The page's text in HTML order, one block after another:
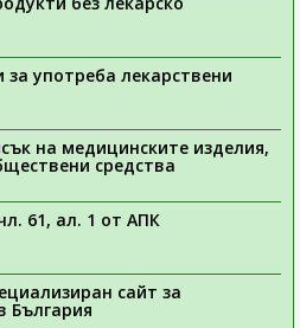
употреба лекарствени
на медицинските изделия,
средства
61, ал. 1 от АПК
сайт за
България